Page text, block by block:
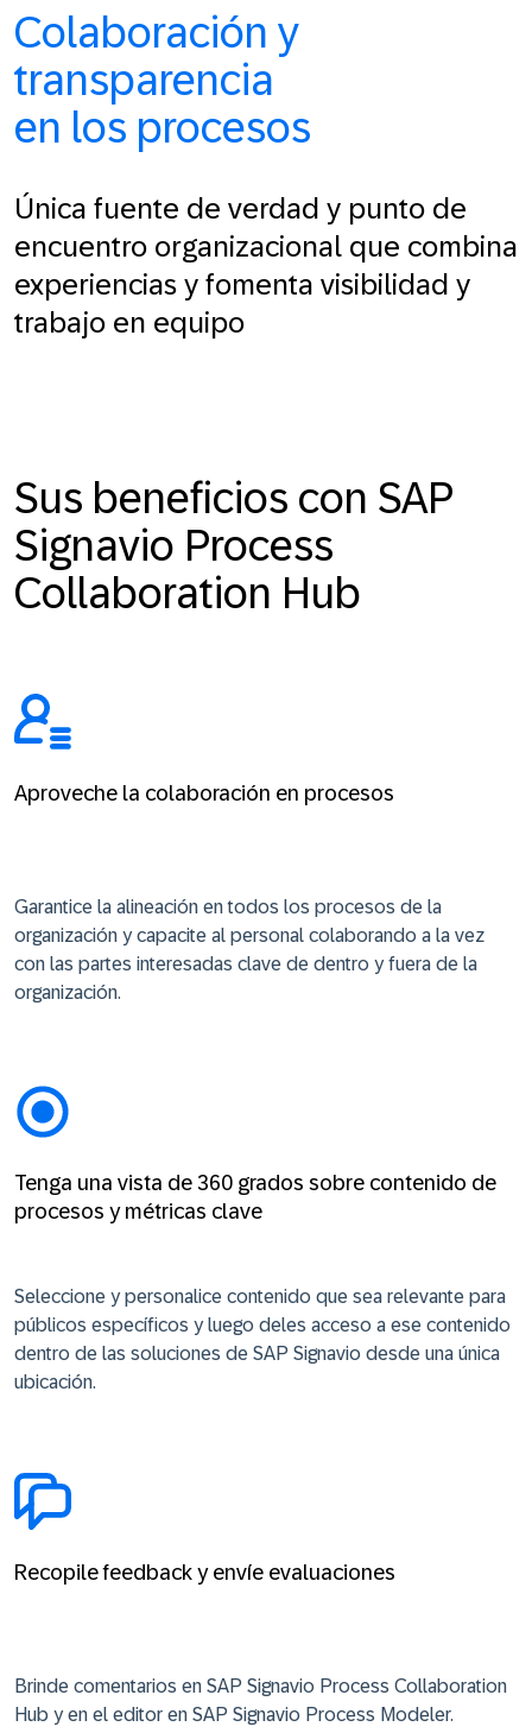
Colaboración y
transparencia
en los procesos
Única fuente de verdad y punto de
encuentro organizacional que combina
experiencias y fomenta visibilidad y
trabajo en equipo
Sus beneficios con SAP
Signavio Process
Collaboration Hub
Aproveche la colaboración en procesos
Garantice la alineación en todos los procesos de la
organización y capacite al personal colaborando a la vez
con las partes interesadas clave de dentro y fuera de la
organización.
Tenga una vista de 360 grados sobre contenido de
procesos y métricas clave
Seleccione y personalice contenido que sea relevante para
públicos específicos y luego deles acceso a ese contenido
dentro de las soluciones de SAP Signavio desde una única
ubicación.
Recopile feedback y envíe evaluaciones
Brinde comentarios en SAP Signavio Process Collaboration
Hub y en el editor en SAP Signavio Process Modeler.